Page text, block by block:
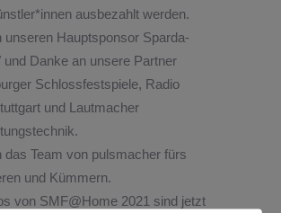
ausbezahlt werden.
unseren Hauptsponsor Sparda-
und Danke an unsere Partner
Schlossfestspiele, Radio
und Lautmacher
das Team von pulsmacher fürs
und Kümmern.
von SMF@Home 2021 sind jetzt